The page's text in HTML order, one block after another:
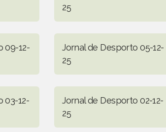
25
09-12-
Jornal de Desporto 05-12-
25
03-12-
Jornal de Desporto 02-12-
25